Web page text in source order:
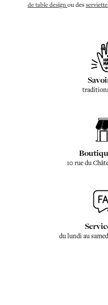
de table designou des
10 rue du
du lundi au